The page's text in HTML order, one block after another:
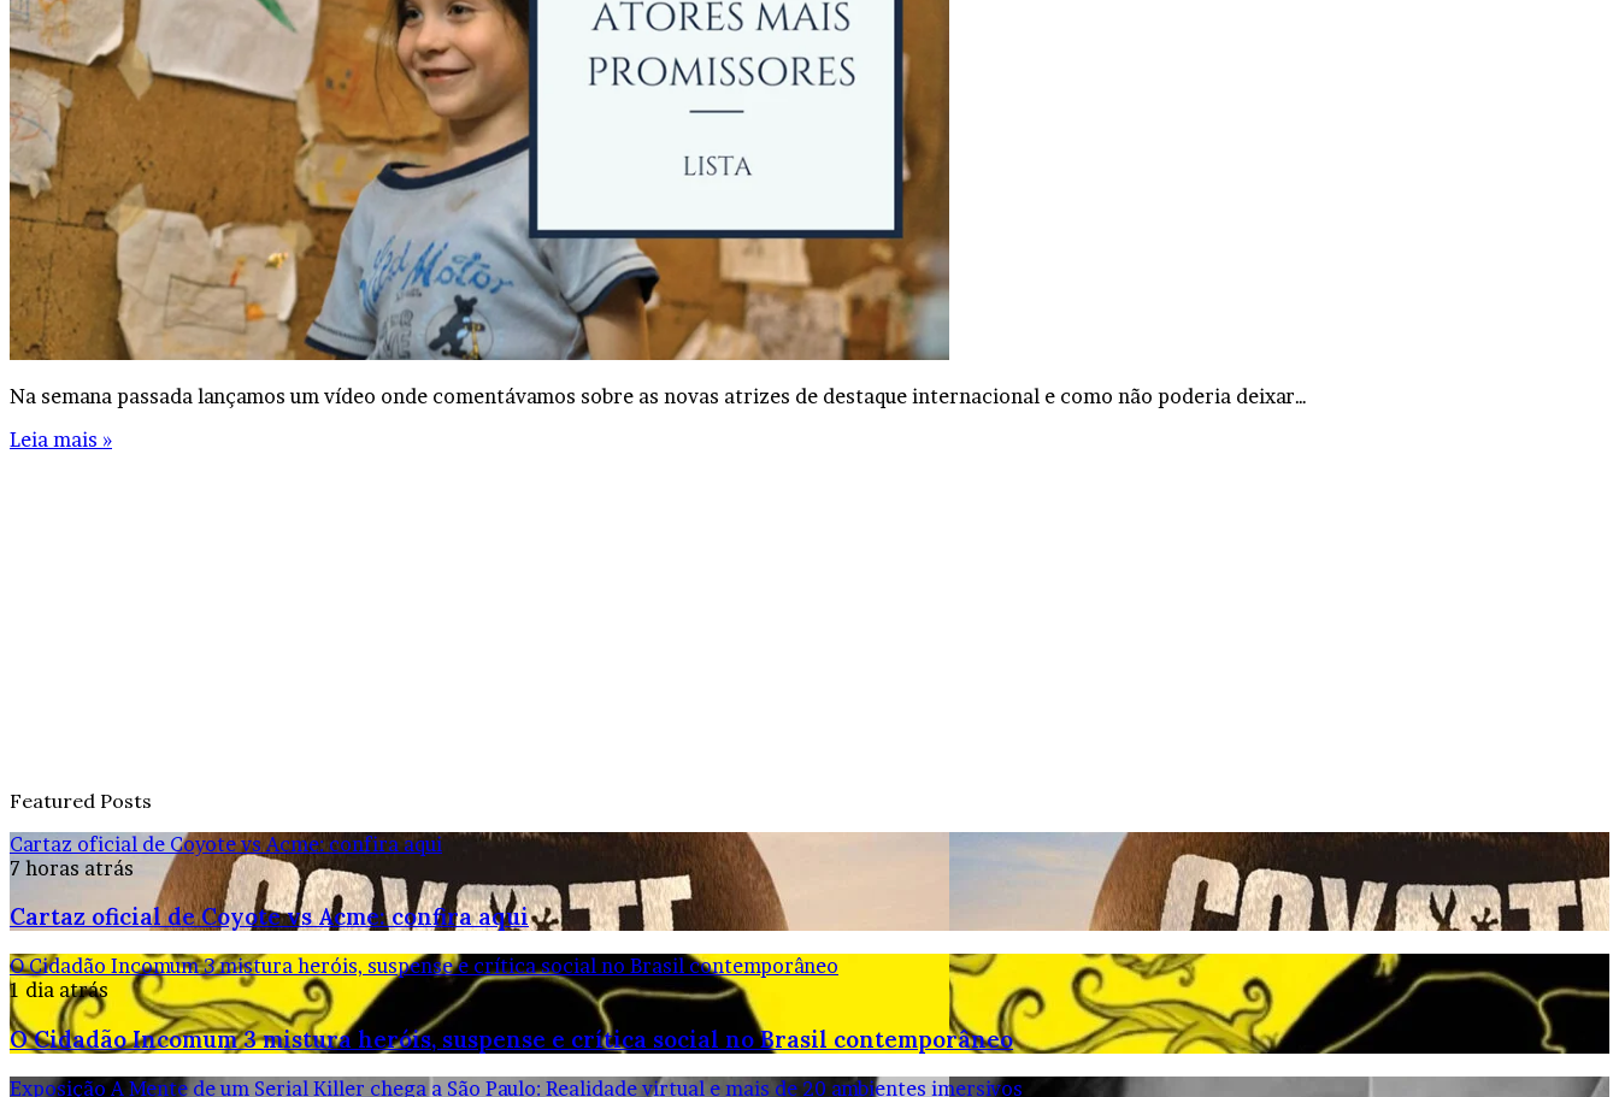
Na semana passada lançamos um vídeo onde comentávamos sobre as novas atrizes de destaque internacional e como não poderia deixar…
Leia mais »
Featured Posts
Cartaz oficial de Coyote vs Acme: confira aqui
7 horas atrás
Cartaz oficial de Coyote vs Acme: confira aqui
O Cidadão Incomum 3 mistura heróis, suspense e crítica social no Brasil contemporâneo
1 dia atrás
O Cidadão Incomum 3 mistura heróis, suspense e crítica social no Brasil contemporâneo
Exposição A Mente de um Serial Killer chega a São Paulo: Realidade virtual e mais de 20 ambientes imersivos